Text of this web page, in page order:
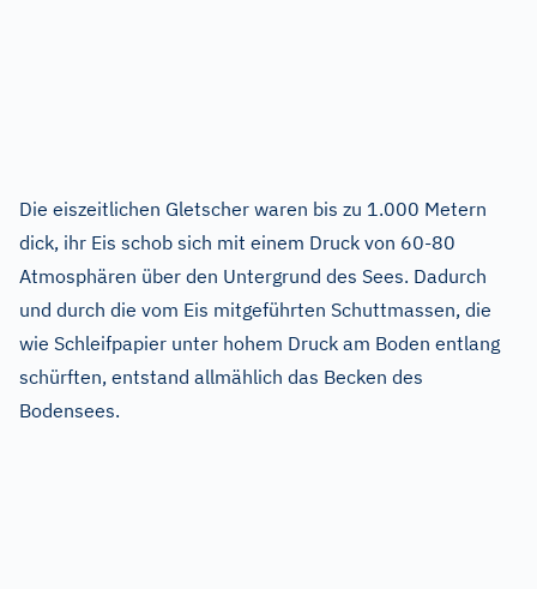
Die eiszeitlichen Gletscher waren bis zu 1.000 Metern
dick, ihr Eis schob sich mit einem Druck von 60-80
Atmosphären über den Untergrund des Sees. Dadurch
und durch die vom Eis mitgeführten Schuttmassen, die
wie Schleifpapier unter hohem Druck am Boden entlang
schürften, entstand allmählich das Becken des
Bodensees.